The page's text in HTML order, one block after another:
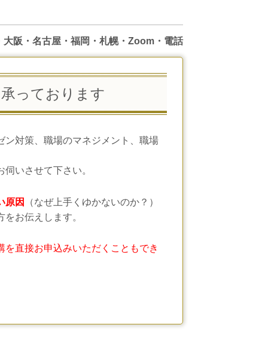
大阪・名古屋・福岡・札幌・Zoom・電話
っております
ン対策、職場のマネジメント、職場
いさせて下さい。
原因
（なぜ上手くゆかないのか？）
お伝えします。
直接お申込みいただくこともでき